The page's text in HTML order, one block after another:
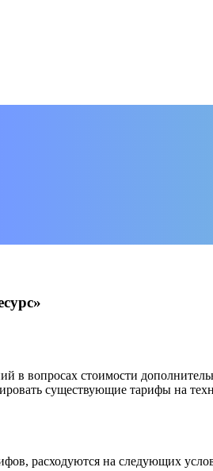
вопросах стоимости
существующие тарифы на
расходуются на следующих